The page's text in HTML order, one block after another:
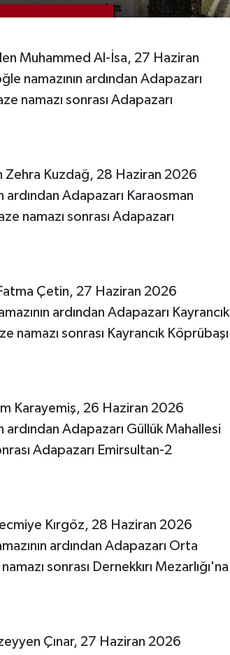
Muhammed Al-İsa, 27 Haziran
namazının ardından Adapazarı
namazı sonrası Adapazarı
Zehra Kuzdağ, 28 Haziran 2026
Adapazarı Karaosman
namazı sonrası Adapazarı
Çetin, 27 Haziran 2026
ardından Adapazarı Kayrancık
namazı sonrası Kayrancık Köprübaşı
Karayemiş, 26 Haziran 2026
Adapazarı Güllük Mahallesi
Adapazarı Emirsultan-2
Kırgöz, 28 Haziran 2026
ardından Adapazarı Orta
sonrası Dernekkırı Mezarlığı'na
Çınar, 27 Haziran 2026